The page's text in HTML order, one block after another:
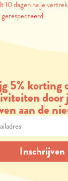
10 dagen na je
5% korting
door
aan de
Inschrijven